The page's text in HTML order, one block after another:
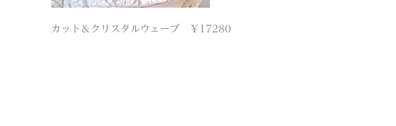
カット＆クリスタルウェーブ ￥17280